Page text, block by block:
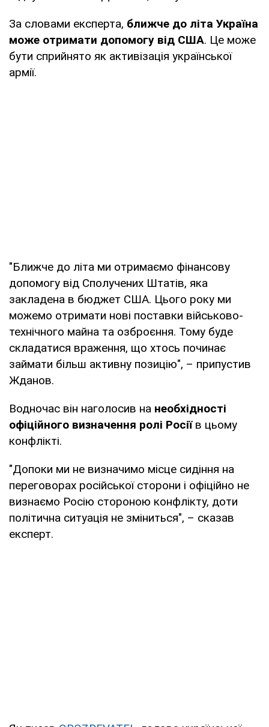
За словами експерта, ближче до літа Україна
може отримати допомогу від США. Це може
бути сприйнято як активізація української
армії.
"Ближче до літа ми отримаємо фінансову
допомогу від Сполучених Штатів, яка
закладена в бюджет США. Цього року ми
можемо отримати нові поставки військово-
технічного майна та озброєння. Тому буде
складатися враження, що хтось починає
займати більш активну позицію", – припустив
Жданов.
Водночас він наголосив на необхідності
офіційного визначення ролі Росії в цьому
конфлікті.
"Допоки ми не визначимо місце сидіння на
переговорах російської сторони і офіційно не
визнаємо Росію стороною конфлікту, доти
політична ситуація не зміниться", – сказав
експерт.